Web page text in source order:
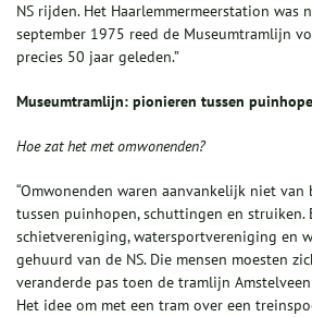
NS rijden. Het Haarlemmermeerstation was
september 1975 reed de Museumtramlijn
precies 50 jaar geleden.”
Museumtramlijn: pionieren tussen
Hoe zat het met omwonenden?
“Omwonenden waren aanvankelijk niet
tussen puinhopen, schuttingen en struiken.
schietvereniging, watersportvereniging en
gehuurd van de NS. Die mensen moesten
veranderde pas toen de tramlijn
Het idee om met een tram over een